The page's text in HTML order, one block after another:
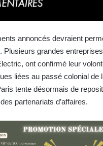
annoncés devraient
Plusieurs grandes
ont confirmé leur
liées au passé colonial
tente désormais de
partenariats d’affaires.